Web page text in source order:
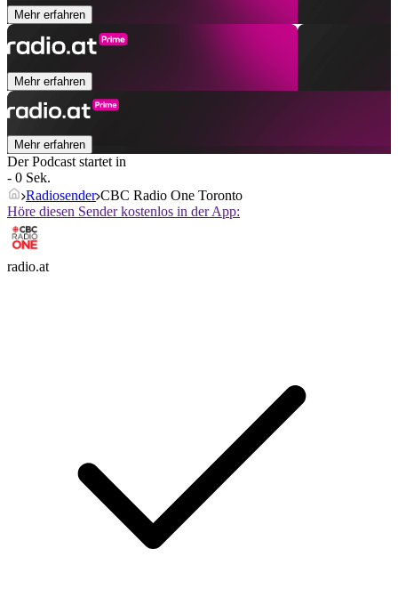
Mehr erfahren
Mehr erfahren
Mehr erfahren
Der Podcast startet in
- 0 Sek.
Radiosender CBC Radio One Toronto
Höre diesen Sender kostenlos in der App:
radio.at